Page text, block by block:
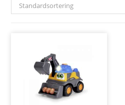
Standardsortering